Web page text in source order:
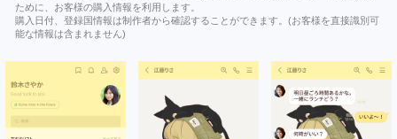
ために、お客様の購入情報を利用します。
購入日付、登録国情報は制作者から確認することができます。(お客様を直接識別可
能な情報は含まれません)